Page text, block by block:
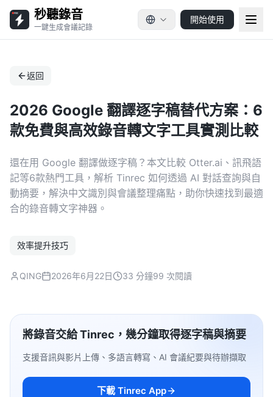
秒聽錄音
一鍵生成會議記錄
開始使用
返回
2026 Google 翻譯逐字稿替代方案：6
款免費與高效錄音轉文字工具實測比較
還在用 Google 翻譯做逐字稿？本文比較 Otter.ai、訊飛語
記等6款熱門工具，解析 Tinrec 如何透過 AI 對話查詢與自
動摘要，解決中文識別與會議整理痛點，助你快速找到最適
合的錄音轉文字神器。
效率提升技巧
QING 2026年6月22日 33 分鐘99 次閱讀
將錄音交給 Tinrec，幾分鐘取得逐字稿與摘要
支援音訊與影片上傳、多語言轉寫、AI 會議紀要與待辦擷取
下載 Tinrec App